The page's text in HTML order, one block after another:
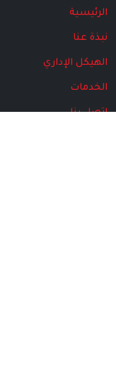
الرئيسية
نبذة عنا
الهيكل الإداري
الخدمات
اتصل بنا